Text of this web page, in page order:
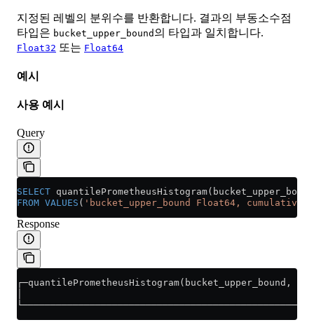
지정된 레벨의 분위수를 반환합니다. 결과의 부동소수점
타입은 bucket_upper_bound 의 타입과 일치합니다.
Float32 또는 Float64
예시
사용 예시
Query
SELECT
FROM VALUES ( 'bucket_upper_bound Float64,
Response
┌─quantilePrometheusHistogram(bucket_upper_bound,